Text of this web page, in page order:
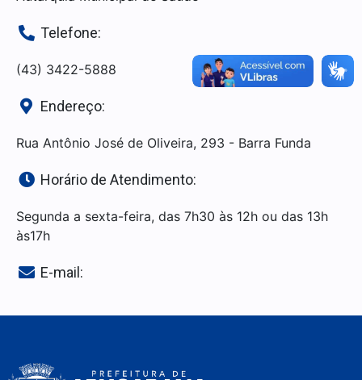
Telefone:
(43) 3422-5888
Endereço:
Rua Antônio José de Oliveira, 293 - Barra Funda
Horário de Atendimento:
Segunda a sexta-feira, das 7h30 às 12h ou das 13h
às17h
E-mail: